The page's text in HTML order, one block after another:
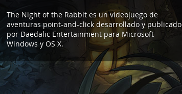
The Night of the Rabbit es un videojuego de
aventuras point-and-click desarrollado y publicado
por Daedalic Entertainment para Microsoft
Windows y OS X.